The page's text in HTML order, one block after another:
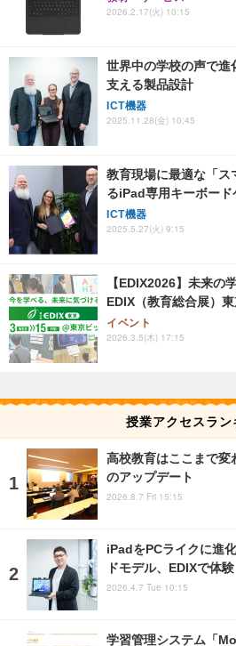
2026.2.17(火) 10:15
世界中の学校の声で
支える製品設計
ICT機器
2025.11.28(金) 10:45
教育現場に最適な「ス
るiPad専用キーボード
ICT機器
2025.5.27(火) 9:15
【EDIX2026】未来の
EDIX（教育総合展）
イベント
2026.3.5(木) 17:15
授業アクセスラン
高校教育はここまで変
のアップデート
2026.8.7 Fri 15:15
iPadをPCライクに進
ドモデル、EDIXで体験
2026.4.7 Tue 10:15
学習管理システム「